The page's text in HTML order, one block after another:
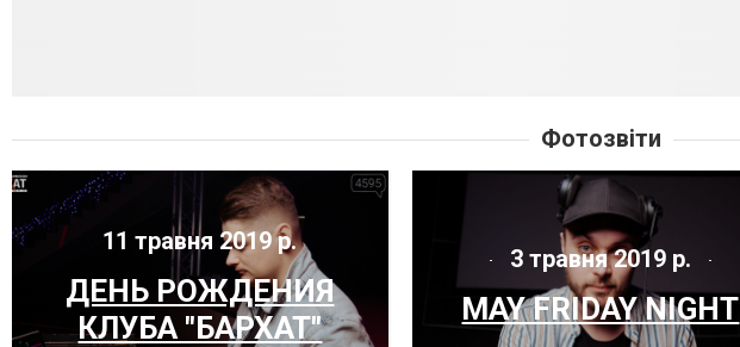
Фотозвіти
11 травня 2019 р.
ДЕНЬ РОЖДЕНИЯ
КЛУБА "БАРХАТ"
3 травня 2019 р.
MAY FRIDAY NIGHT